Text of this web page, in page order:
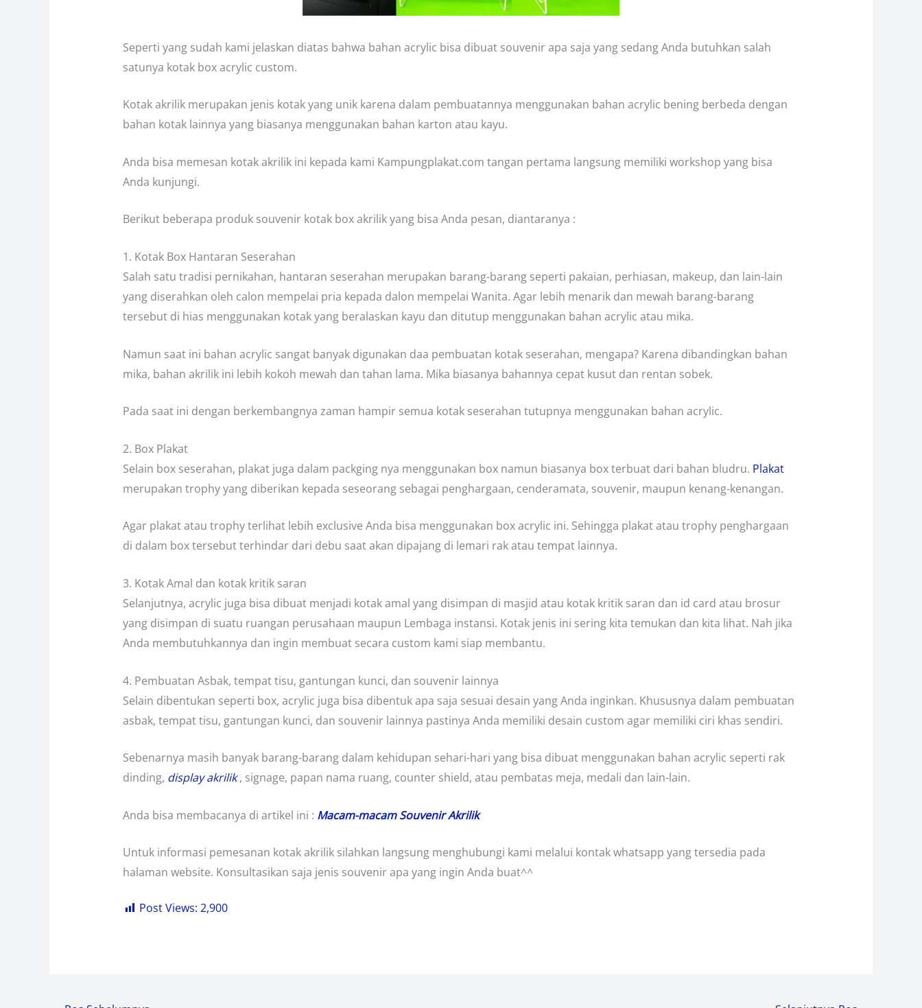
Seperti yang sudah kami jelaskan diatas bahwa bahan acrylic bisa dibuat souvenir apa saja yang sedang Anda butuhkan salah
satunya kotak box acrylic custom.
Kotak akrilik merupakan jenis kotak yang unik karena dalam pembuatannya menggunakan bahan acrylic bening berbeda dengan
bahan kotak lainnya yang biasanya menggunakan bahan karton atau kayu.
Anda bisa memesan kotak akrilik ini kepada kami Kampungplakat.com tangan pertama langsung memiliki workshop yang bisa
Anda kunjungi.
Berikut beberapa produk souvenir kotak box akrilik yang bisa Anda pesan, diantaranya :
1. Kotak Box Hantaran Seserahan
Salah satu tradisi pernikahan, hantaran seserahan merupakan barang-barang seperti pakaian, perhiasan, makeup, dan lain-lain
yang diserahkan oleh calon mempelai pria kepada dalon mempelai Wanita. Agar lebih menarik dan mewah barang-barang
tersebut di hias menggunakan kotak yang beralaskan kayu dan ditutup menggunakan bahan acrylic atau mika.
Namun saat ini bahan acrylic sangat banyak digunakan daa pembuatan kotak seserahan, mengapa? Karena dibandingkan bahan
mika, bahan akrilik ini lebih kokoh mewah dan tahan lama. Mika biasanya bahannya cepat kusut dan rentan sobek.
Pada saat ini dengan berkembangnya zaman hampir semua kotak seserahan tutupnya menggunakan bahan acrylic.
2. Box Plakat
Selain box seserahan, plakat juga dalam packging nya menggunakan box namun biasanya box terbuat dari bahan bludru. Plakat
merupakan trophy yang diberikan kepada seseorang sebagai penghargaan, cenderamata, souvenir, maupun kenang-kenangan.
Agar plakat atau trophy terlihat lebih exclusive Anda bisa menggunakan box acrylic ini. Sehingga plakat atau trophy penghargaan
di dalam box tersebut terhindar dari debu saat akan dipajang di lemari rak atau tempat lainnya.
3. Kotak Amal dan kotak kritik saran
Selanjutnya, acrylic juga bisa dibuat menjadi kotak amal yang disimpan di masjid atau kotak kritik saran dan id card atau brosur
yang disimpan di suatu ruangan perusahaan maupun Lembaga instansi. Kotak jenis ini sering kita temukan dan kita lihat. Nah jika
Anda membutuhkannya dan ingin membuat secara custom kami siap membantu.
4. Pembuatan Asbak, tempat tisu, gantungan kunci, dan souvenir lainnya
Selain dibentukan seperti box, acrylic juga bisa dibentuk apa saja sesuai desain yang Anda inginkan. Khususnya dalam pembuatan
asbak, tempat tisu, gantungan kunci, dan souvenir lainnya pastinya Anda memiliki desain custom agar memiliki ciri khas sendiri.
Sebenarnya masih banyak barang-barang dalam kehidupan sehari-hari yang bisa dibuat menggunakan bahan acrylic seperti rak
dinding, display akrilik, signage, papan nama ruang, counter shield, atau pembatas meja, medali dan lain-lain.
Anda bisa membacanya di artikel ini : Macam-macam Souvenir Akrilik
Untuk informasi pemesanan kotak akrilik silahkan langsung menghubungi kami melalui kontak whatsapp yang tersedia pada
halaman website. Konsultasikan saja jenis souvenir apa yang ingin Anda buat^^
Post Views: 2,900